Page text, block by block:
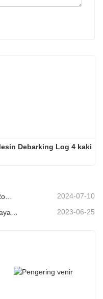
Debarking Log 4 kaki
2024-07-10
Pelancaran peralatan di Xinyi, Wilayah Guizhou, China 2023-06-25